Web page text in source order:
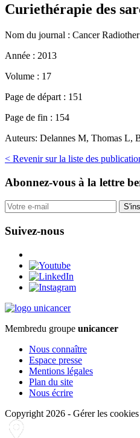
Curiethérapie des
Nom du journal : Cancer Radiother
Année : 2013
Volume : 17
Page de départ : 151
Page de fin : 154
Auteurs: Delannes M, Thomas L,
< Revenir sur la liste des
Abonnez-vous à la lettre
Suivez-nous
Membredu groupe unicancer
Nous connaître
Espace presse
Mentions légales
Plan du site
Nous écrire
Copyright 2026 - Gérer les cookies